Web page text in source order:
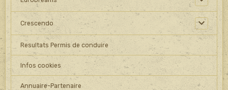
Crescendo
Resultats Permis de conduire
Infos cookies
Annuaire-Partenaire